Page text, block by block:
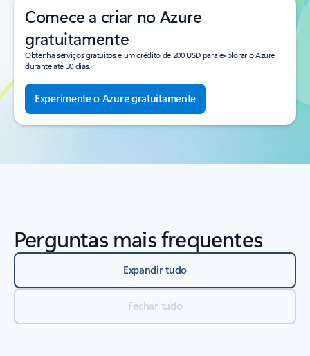
Comece a criar no Azure
gratuitamente
Obtenha serviços gratuitos e um crédito de 200 USD para explorar o Azure
durante até 30 dias.
Experimente o Azure gratuitamente
Perguntas mais frequentes
Expandir tudo
Fechar tudo